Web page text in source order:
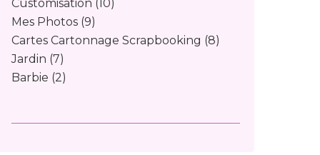
Customisation (10)
Mes Photos (9)
Cartes Cartonnage Scrapbooking (8)
Jardin (7)
Barbie (2)